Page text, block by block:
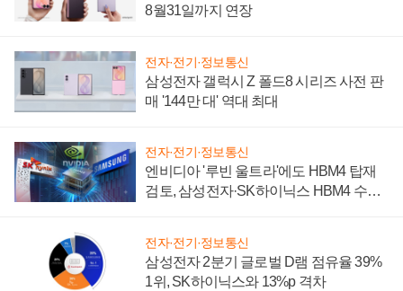
8월31일까지 연장
전자·전기·정보통신
삼성전자 갤럭시 Z 폴드8 시리즈 사전 판
매 '144만 대' 역대 최대
전자·전기·정보통신
엔비디아 '루빈 울트라'에도 HBM4 탑재
검토, 삼성전자·SK하이닉스 HBM4 수율
전자·전기·정보통신
삼성전자 2분기 글로벌 D램 점유율 39%
1위, SK하이닉스와 13%p 격차